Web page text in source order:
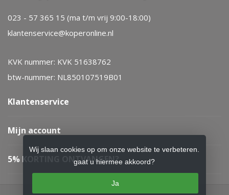
023 - 57 365 15 (ma t/m vrij 9:00-18:00)
klantenservice@koperonline.nl
KVK nummer: KVK 51638762
btw-nummer: NL850107519B01
Klantenservice
Mijn account
5% KORTING ONTVANGEN?
Wij slaan cookies op om onze website te verbeteren.
gaat u hiermee akkoord?
Ja